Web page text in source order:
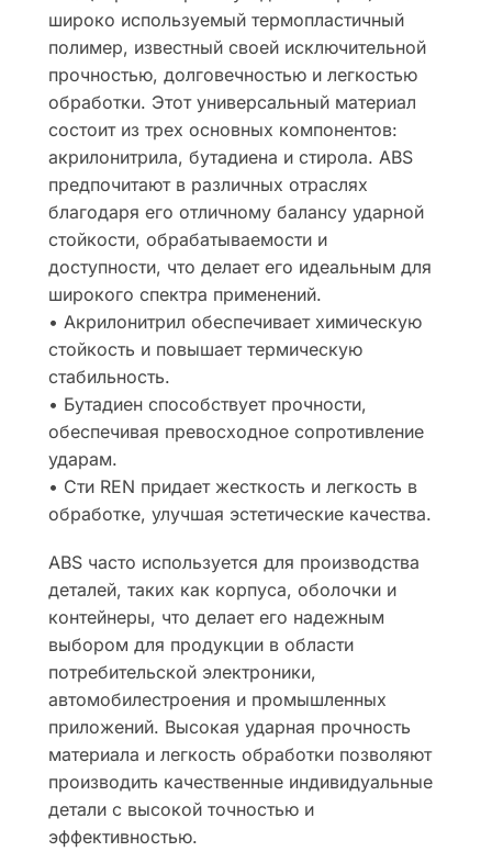
широко используемый термопластичный
полимер, известный своей исключительной
прочностью, долговечностью и легкостью
обработки. Этот универсальный материал
состоит из трех основных компонентов:
акрилонитрила, бутадиена и стирола. ABS
предпочитают в различных отраслях
благодаря его отличному балансу ударной
стойкости, обрабатываемости и
доступности, что делает его идеальным для
широкого спектра применений.
• Акрилонитрил обеспечивает химическую
стойкость и повышает термическую
стабильность.
• Бутадиен способствует прочности,
обеспечивая превосходное сопротивление
ударам.
• Сти REN придает жесткость и легкость в
обработке, улучшая эстетические качества.
ABS часто используется для производства
деталей, таких как корпуса, оболочки и
контейнеры, что делает его надежным
выбором для продукции в области
потребительской электроники,
автомобилестроения и промышленных
приложений. Высокая ударная прочность
материала и легкость обработки позволяют
производить качественные индивидуальные
детали с высокой точностью и
эффективностью.